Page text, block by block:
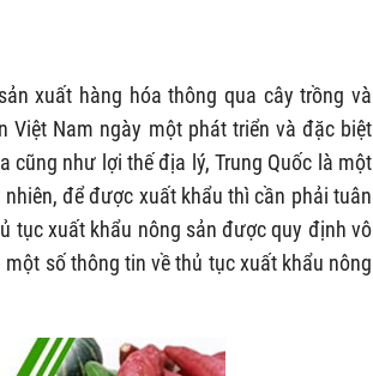
xuất hàng hóa thông qua cây trồng và
Việt Nam ngày một phát triển và đặc biệt
cũng như lợi thế địa lý, Trung Quốc là một
để được xuất khẩu thì cần phải tuân
tục xuất khẩu nông sản được quy định vô
số thông tin về thủ tục xuất khẩu nông